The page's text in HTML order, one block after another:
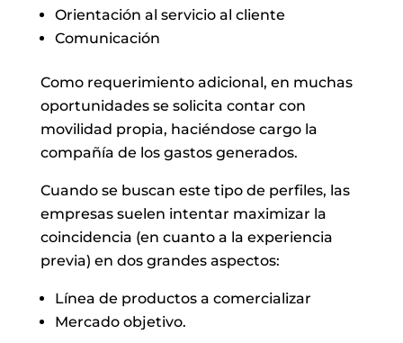
Orientación al servicio al cliente
Comunicación
Como requerimiento adicional, en muchas
oportunidades se solicita contar con
movilidad propia, haciéndose cargo la
compañía de los gastos generados.
Cuando se buscan este tipo de perfiles, las
empresas suelen intentar maximizar la
coincidencia (en cuanto a la experiencia
previa) en dos grandes aspectos:
Línea de productos a comercializar
Mercado objetivo.